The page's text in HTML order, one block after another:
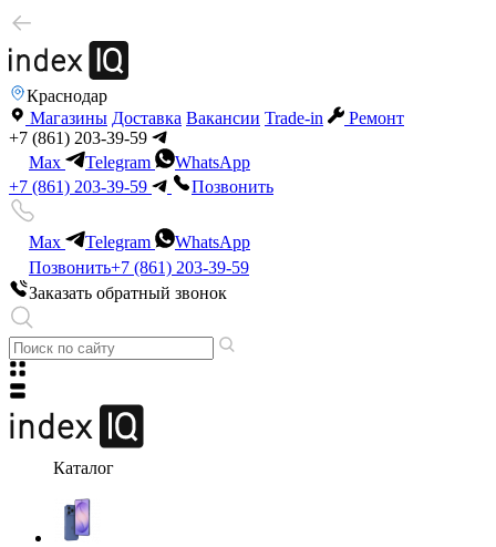
Краснодар
Магазины Доставка Вакансии Trade-in
Ремонт
+7 (861) 203-39-59
Max
Telegram
WhatsApp
+7 (861) 203-39-59
Позвонить
Max Telegram
WhatsApp
Позвонить+7 (861) 203-39-59
Заказать обратный звонок
Каталог